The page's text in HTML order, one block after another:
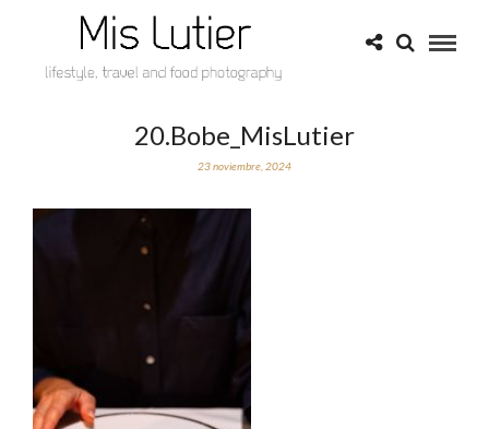
20.Bobe_MisLutier
23 noviembre, 2024